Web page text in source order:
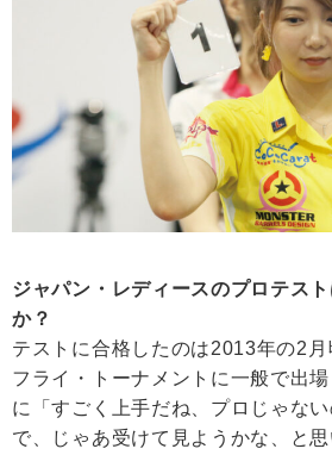
ジャパン・レディースのプロテス
か？
テストに合格したのは2013年の2
フライ・トーナメントに一般で出
に「すごく上手だね、プロじゃな
で、じゃあ受けて見ようかな、と